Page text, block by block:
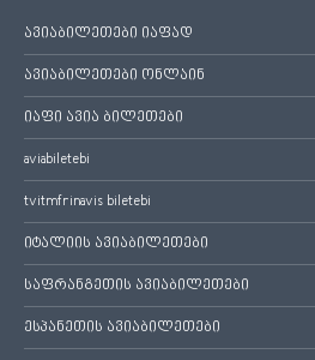
ავიაბილეთები იაფად
ავიაბილეთები ონლაინ
იაფი ავია ბილეთები
aviabiletebi
tvitmfrinavis biletebi
იტალიის ავიაბილეთები
საფრანგეთის ავიაბილეთები
ესპანეთის ავიაბილეთები